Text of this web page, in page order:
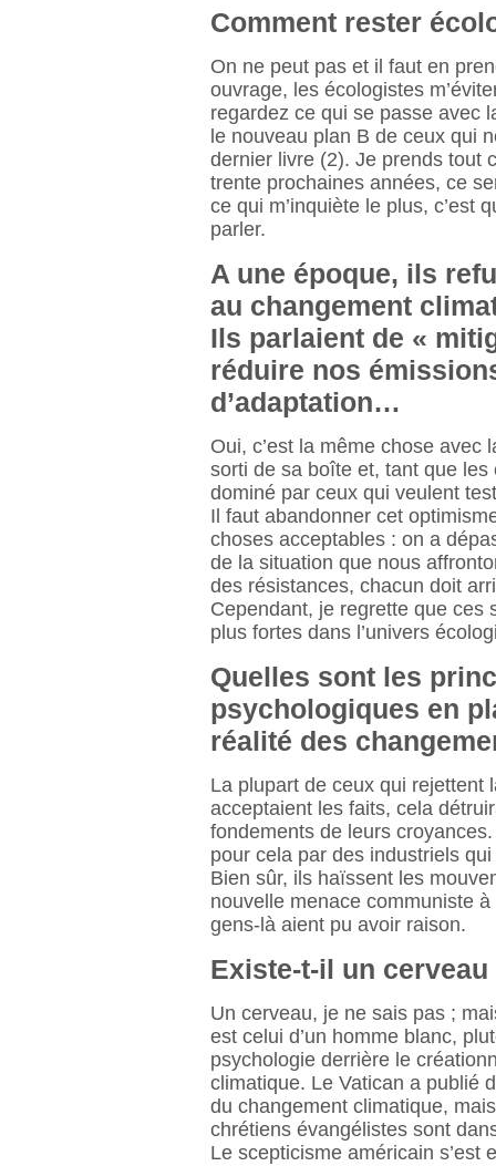
Comment rester
On ne peut pas et il faut en
ouvrage, les écologistes
regardez ce qui se passe avec
le nouveau plan B de ceux qui
dernier livre (2). Je prends tout
trente prochaines années, ce
ce qui m’inquiète le plus, c’est
parler.
A une époque, ils
au changement
Ils parlaient de «
réduire nos
d’adaptation…
Oui, c’est la même chose avec
sorti de sa boîte et, tant que les
dominé par ceux qui veulent
Il faut abandonner cet
choses acceptables : on a
de la situation que nous
des résistances, chacun doit
Cependant, je regrette que ces
plus fortes dans l’univers
Quelles sont les
psychologiques en
réalité des
La plupart de ceux qui rejettent
acceptaient les faits, cela
fondements de leurs
pour cela par des industriels
Bien sûr, ils haïssent les
nouvelle menace communiste
gens-là aient pu avoir raison.
Existe-t-il un
Un cerveau, je ne sais pas ;
est celui d’un homme blanc,
psychologie derrière le
climatique. Le Vatican a publié
du changement climatique,
chrétiens évangélistes sont
Le scepticisme américain s’est